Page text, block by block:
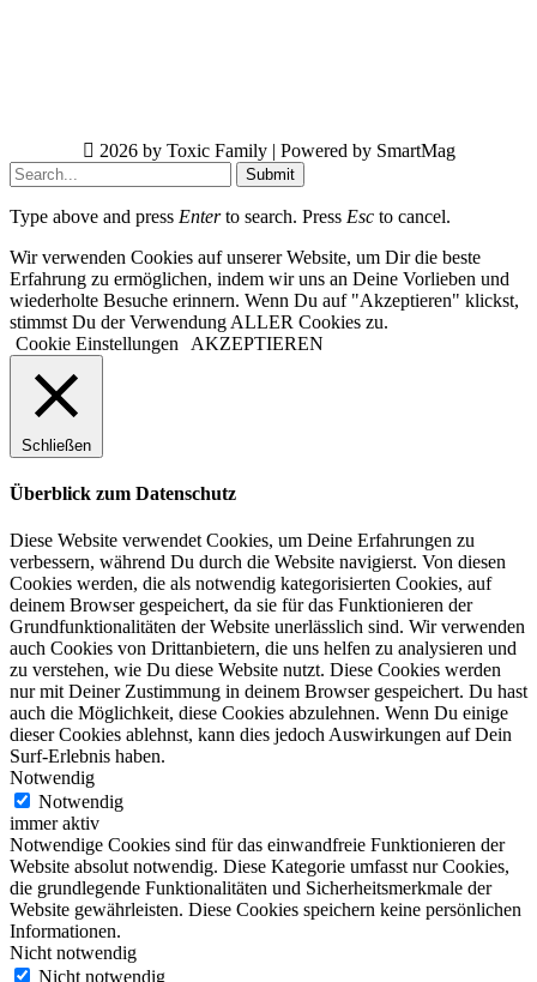
2026 by Toxic Family | Powered by SmartMag
Submit
Type above and press Enterto search. Press Esc to cancel.
Wir verwenden Cookies auf unserer Website, um Dir die beste
Erfahrung zu ermöglichen, indem wir uns an Deine Vorlieben und
wiederholte Besuche erinnern. Wenn Du auf "Akzeptieren" klickst,
stimmst Du der Verwendung ALLER Cookies zu.
Cookie Einstellungen
AKZEPTIEREN
Schließen
Überblick zum Datenschutz
Diese Website verwendet Cookies, um Deine Erfahrungen zu
verbessern, während Du durch die Website navigierst. Von diesen
Cookies werden, die als notwendig kategorisierten Cookies, auf
deinem Browser gespeichert, da sie für das Funktionieren der
Grundfunktionalitäten der Website unerlässlich sind. Wir verwenden
auch Cookies von Drittanbietern, die uns helfen zu analysieren und
zu verstehen, wie Du diese Website nutzt. Diese Cookies werden
nur mit Deiner Zustimmung in deinem Browser gespeichert. Du hast
auch die Möglichkeit, diese Cookies abzulehnen. Wenn Du einige
dieser Cookies ablehnst, kann dies jedoch Auswirkungen auf Dein
Surf-Erlebnis haben.
Notwendig
Notwendig
immer aktiv
Notwendige Cookies sind für das einwandfreie Funktionieren der
Website absolut notwendig. Diese Kategorie umfasst nur Cookies,
die grundlegende Funktionalitäten und Sicherheitsmerkmale der
Website gewährleisten. Diese Cookies speichern keine persönlichen
Informationen.
Nicht notwendig
Nicht notwendig